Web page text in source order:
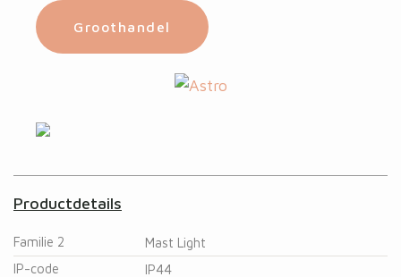
Groothandel
Productdetails
Familie 2
Mast Light
IP-code
IP44